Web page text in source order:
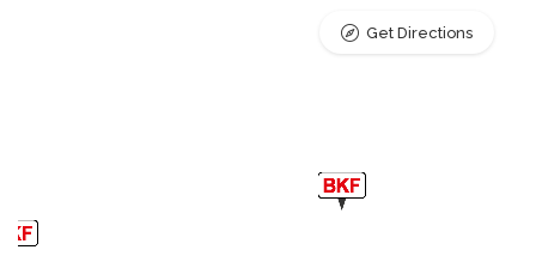
Get Directions